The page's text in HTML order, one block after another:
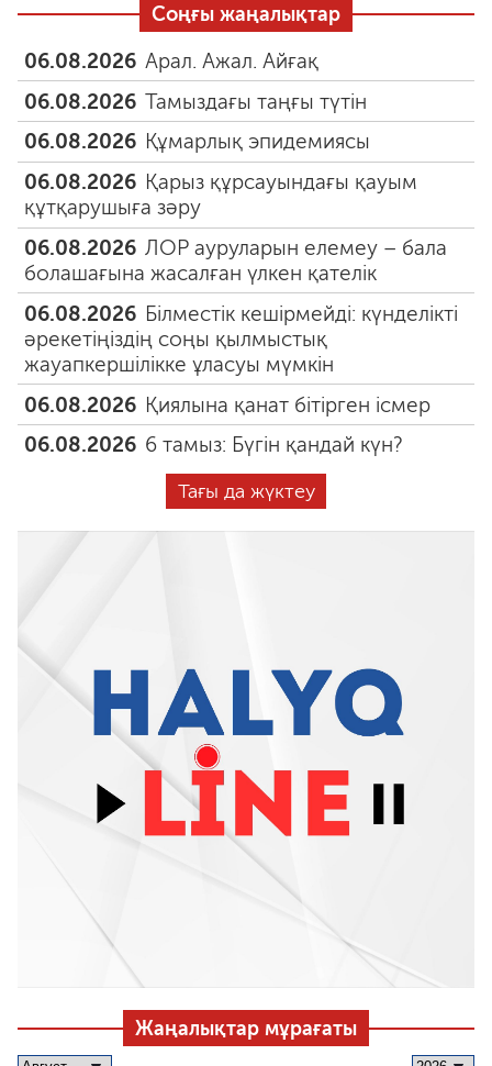
Соңғы жаңалықтар
06.08.2026 Арал. Ажал. Айғақ
06.08.2026 Тамыздағы таңғы түтін
06.08.2026 Құмарлық эпидемиясы
06.08.2026 Қарыз құрсауындағы қауым
құтқарушыға зәру
06.08.2026 ЛОР ауруларын елемеу – бала
болашағына жасалған үлкен қателік
06.08.2026 Білместік кешірмейді: күнделікті
әрекетіңіздің соңы қылмыстық
жауапкершілікке ұласуы мүмкін
06.08.2026 Қиялына қанат бітірген ісмер
06.08.2026 6 тамыз: Бүгін қандай күн?
Тағы да жүктеу
Жаңалықтар мұрағаты